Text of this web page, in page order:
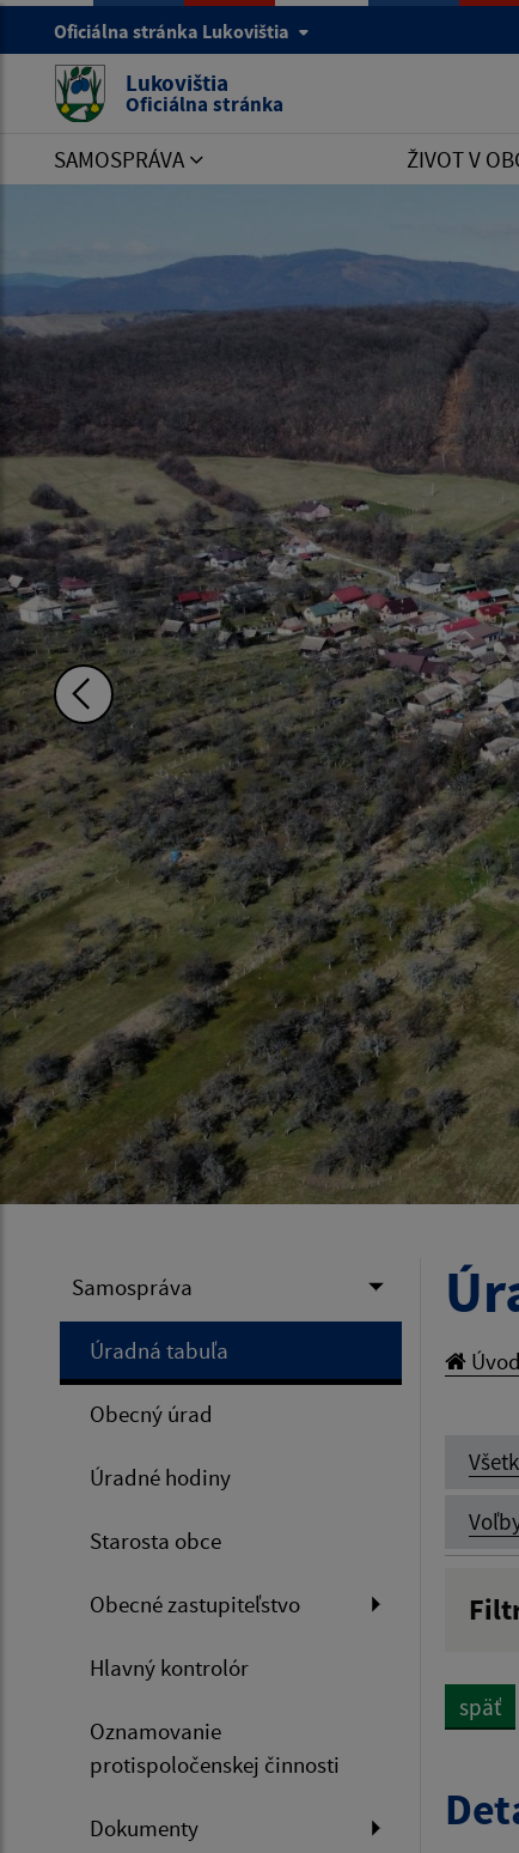
Oficiálna stránka Lukovištia
Lukovištia
Oficiálna stránka
SAMOSPRÁVA ŽIVOT V
Samospráva
Úradná tabuľa
Obecný úrad
Úradné hodiny
Starosta obce
Obecné zastupiteľstvo
Hlavný kontrolór
Oznamovanie
protispoločenskej činnosti
Dokumenty
Úvod
späť